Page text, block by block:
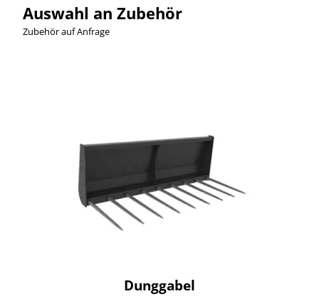
Auswahl an Zubehör
Zubehör auf Anfrage
Dunggabel